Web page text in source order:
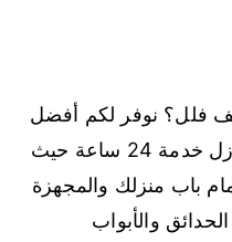
فلل؟ نوفر لكم أفضل
خدمة تنظيف فلل وتنظيف منازل خدمة 24 ساعة حيث
باب منزلك والمجهزة
والأبواب